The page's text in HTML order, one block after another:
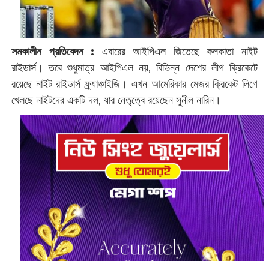
সমকালীন প্রতিবেদন : এবারের আইপিএল জিতেছে কলকাতা নাইট
রাইডার্স। তবে শুধুমাত্র আইপিএল নয়, বিভিন্ন দেশের লীগ ক্রিকেটে
রয়েছে নাইট রাইডার্স ফ্র্যাঞ্চাইজি। এখন আমেরিকার মেজর ক্রিকেট লিগে
খেলছে নাইটদের একটি দল, যার নেতৃত্বে রয়েছেন সুনীল নারিন।